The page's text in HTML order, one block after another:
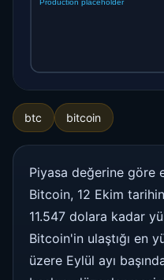
btc bitcoin
Piyasa değerine göre
Bitcoin, 12 Ekim
11.547 dolara kadar
Bitcoin'in ulaştığı en
üzere Eylül ayı